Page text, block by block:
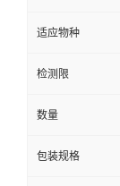
适应物种
检测限
数量
包装规格